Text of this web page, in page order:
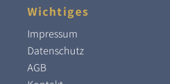
Wichtiges
Impressum
Datenschutz
AGB